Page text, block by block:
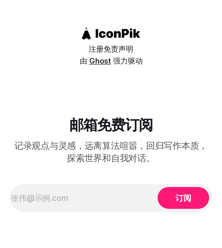
体主义这个维度的分类上，
注册免责声明
由 Ghost强力驱动
邮箱免费订阅
记录观点与灵感，远离算法喧嚣，回归写作本质，
探索世界和自我对话。
订阅